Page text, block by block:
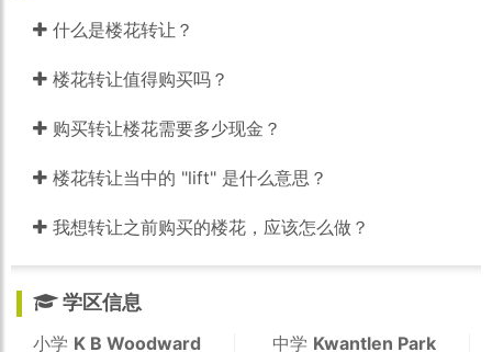
什么是楼花转让？
楼花转让值得购买吗？
购买转让楼花需要多少现金？
楼花转让当中的 "lift" 是什么意思？
我想转让之前购买的楼花，应该怎么做？
学区信息
小学 K B Woodward 中学 Kwantlen Park